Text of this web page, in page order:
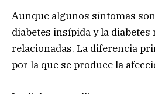
Aunque algunos síntomas
diabetes insípida y la
relacionadas. La diferencia
por la que se produce la